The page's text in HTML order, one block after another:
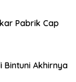
Pabrik Cap
Bintuni Akhirnya